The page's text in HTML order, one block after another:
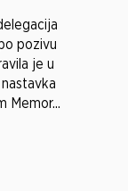
pozivu
je u
Memor...